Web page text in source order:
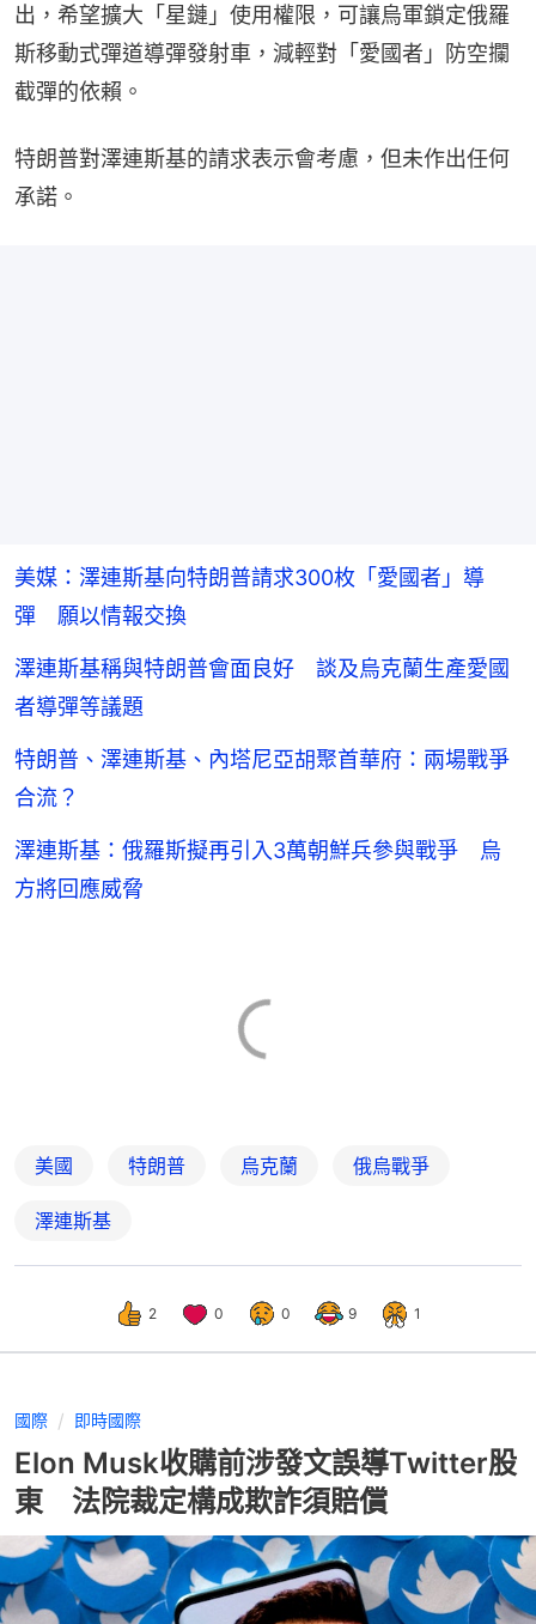
出，希望擴大「星鏈」使用權限，可讓烏軍鎖定俄羅
斯移動式彈道導彈發射車，減輕對「愛國者」防空攔
截彈的依賴。
特朗普對澤連斯基的請求表示會考慮，但未作出任何
承諾。
美媒：澤連斯基向特朗普請求300枚「愛國者」導
彈 願以情報交換
澤連斯基稱與特朗普會面良好 談及烏克蘭生產愛國
者導彈等議題
特朗普、澤連斯基、內塔尼亞胡聚首華府：兩場戰爭
合流？
澤連斯基：俄羅斯擬再引入3萬朝鮮兵參與戰爭 烏
方將回應威脅
美國 特朗普 烏克蘭 俄烏戰爭
澤連斯基
2 0 0 9 1
國際 即時國際
Elon Musk收購前涉發文誤導Twitter股
東 法院裁定構成欺詐須賠償